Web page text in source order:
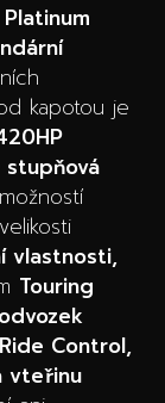
kapotou je
stupňová
vlastnosti,
Touring
Control,
vteřinu